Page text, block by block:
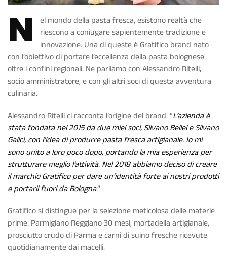
N
el mondo della pasta fresca, esistono realtà che
riescono a coniugare sapientemente tradizione e
innovazione. Una di queste è Gratifico brand nato
con l’obiettivo di portare l’eccellenza della pasta bolognese
oltre i confini regionali. Ne parliamo con Alessandro Ritelli,
socio amministratore, e con gli altri soci di questa avventura
culinaria.
Alessandro Ritelli ci racconta l’origine del brand: “L’azienda è
stata fondata nel 2015 da due miei soci, Silvano Bellei e Silvano
Galici, con l’idea di produrre pasta fresca artigianale. Io mi
sono unito a loro poco dopo, portando la mia esperienza per
strutturare meglio l’attività. Nel 2018 abbiamo deciso di creare
il marchio Gratifico per dare un’identità forte ai nostri prodotti
e portarli fuori da Bologna.”
Gratifico si distingue per la selezione meticolosa delle materie
prime: Parmigiano Reggiano 30 mesi, mortadella artigianale,
prosciutto crudo di Parma e carni di suino fresche ricevute
quotidianamente dai macelli.